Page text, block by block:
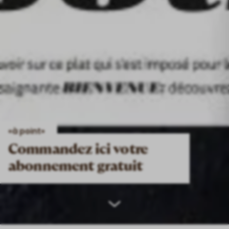
«à point»
Commandez ici votre
abonnement gratuit
Scroll